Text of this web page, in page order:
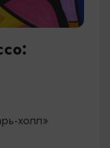
холл»